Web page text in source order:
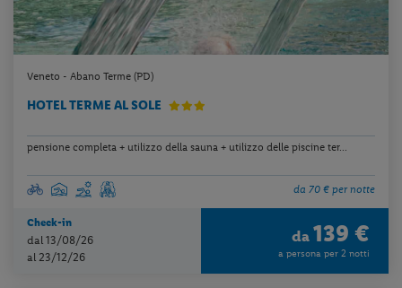
Veneto - Abano Terme (PD)
HOTEL TERME AL SOLE
pensione completa + utilizzo della sauna + utilizzo delle piscine ter...
da 70 € per notte
Check-in
dal 13/08/26
al 23/12/26
da 139 €
a persona per 2 notti